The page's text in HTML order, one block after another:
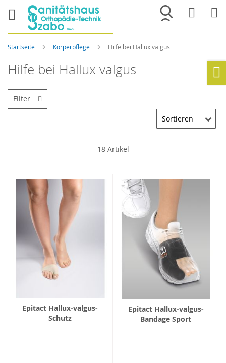
Merkliste
Startseite Körperpflege Hilfe bei Hallux valgus
Hilfe bei Hallux valgus
18Artikel
Epitact Hallux-valgus-
Schutz
Epitact Hallux-valgus-
Bandage Sport
Filter